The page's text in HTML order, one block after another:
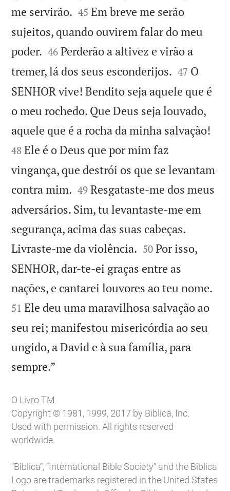
me servirão. 

45 Em breve me serão
sujeitos, quando ouvirem falar do meu
poder. 

46 Perderão a altivez e virão a
tremer, lá dos seus esconderijos. 

47 O
SENHOR vive! Bendito seja aquele que é
o meu rochedo. Que Deus seja louvado,
aquele que é a rocha da minha salvação!
48 Ele é o Deus que por mim faz
vingança, que destrói os que se levantam
contra mim. 

49 Resgataste-me dos meus
adversários. Sim, tu levantaste-me em
segurança, acima das suas cabeças.
Livraste-me da violência. 

50 Por isso,
SENHOR, dar-te-ei graças entre as
nações, e cantarei louvores ao teu nome.
51 Ele deu uma maravilhosa salvação ao
seu rei; manifestou misericórdia ao seu
ungido, a David e à sua família, para
sempre.”
O Livro TM
Copyright © 1981, 1999, 2017 by Biblica, Inc.
Used with permission. All rights reserved
worldwide.
“Biblica”, “International Bible Society” and the Biblica
Logo are trademarks registered in the United States